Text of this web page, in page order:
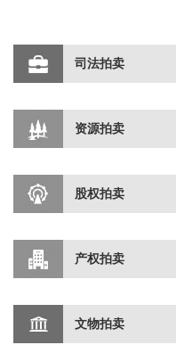
车辆拍卖
司法拍卖
资源拍卖
股权拍卖
产权拍卖
文物拍卖